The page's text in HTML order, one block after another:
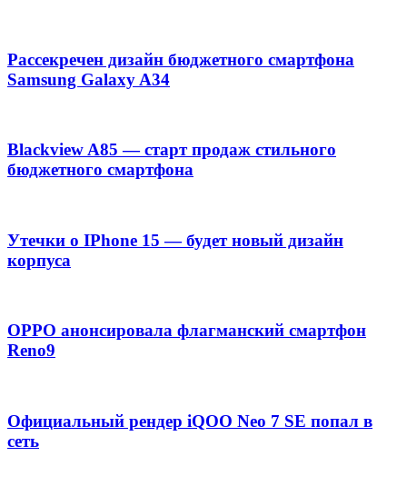
Рассекречен дизайн бюджетного смартфона
Samsung Galaxy A34
Blackview A85 — старт продаж стильного
бюджетного смартфона
Утечки о IPhone 15 — будет новый дизайн
корпуса
OPPO анонсировала флагманский смартфон
Reno9
Официальный рендер iQOO Neo 7 SE попал в
сеть